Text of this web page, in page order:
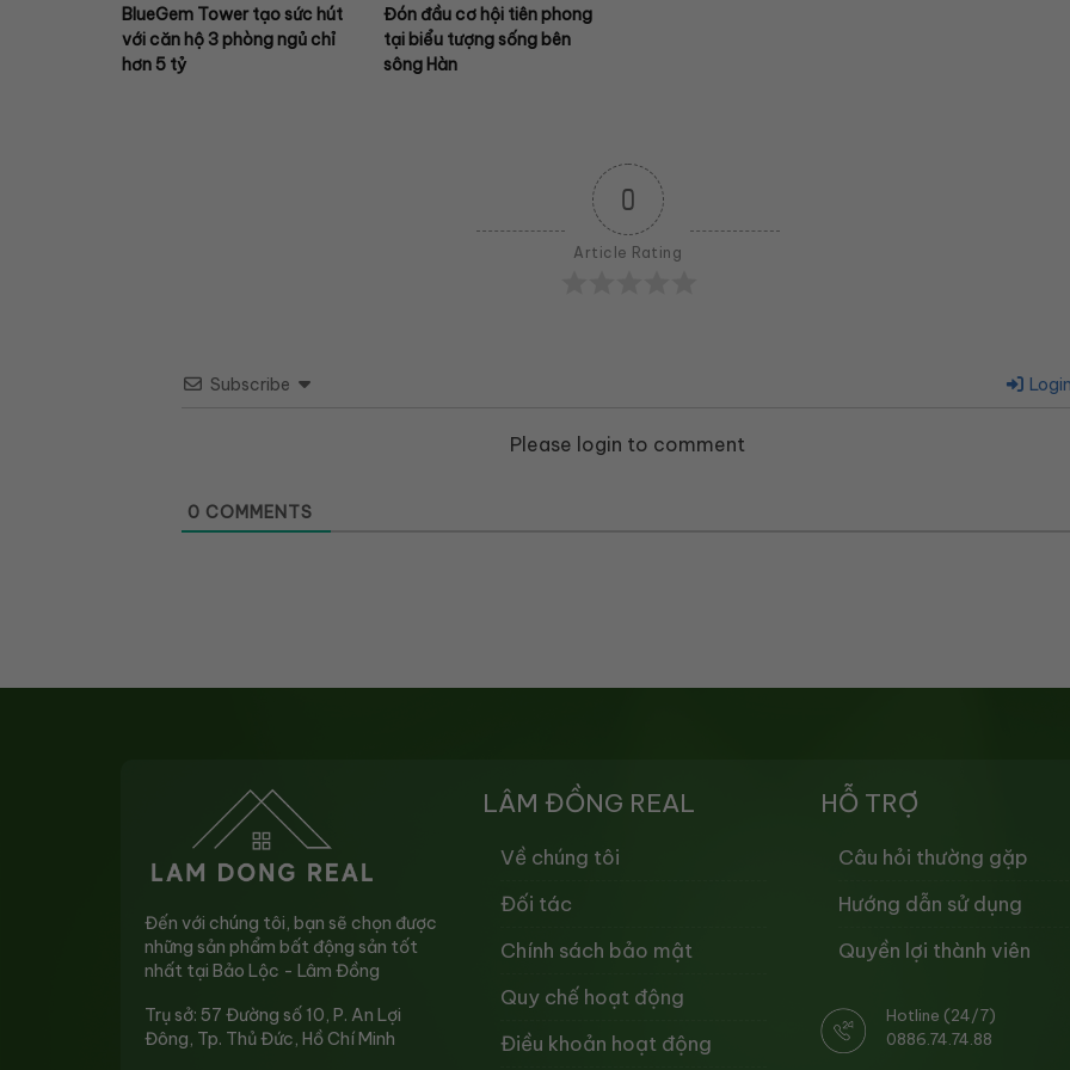
BlueGem Tower tạo sức hút
với căn hộ 3 phòng ngủ chỉ
hơn 5 tỷ
Đón đầu cơ hội tiên phong
tại biểu tượng sống bên
sông Hàn
0
Article Rating
Subscribe
Please login to comment
0 COMMENTS
Đến với chúng tôi, bạn sẽ chọn được
những sản phẩm bất động sản tốt
nhất tại Bảo Lộc - Lâm Đồng
Trụ sở: 57 Đường số 10, P. An Lợi
Đông, Tp. Thủ Đức, Hồ Chí Minh
LÂM ĐỒNG REAL
Về chúng tôi
Đối tác
Chính sách bảo mật
Quy chế hoạt động
Điều khoản hoạt động
HỖ TRỢ
Câu hỏi thường gặp
Hướng dẫn sử dụng
Quyền lợi thành viên
Hotline (24/7)
0886.74.74.88